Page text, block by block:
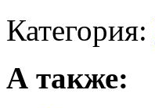
Категория:
А также: